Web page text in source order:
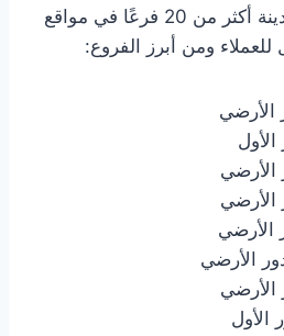
الرياض، حيث تضم المدينة أكثر من 20 فرعًا في مواقع
ومن أبرز الفروع:
الأرضي
الأرضي
الأرضي
الأرضي
الأرضي
الأول